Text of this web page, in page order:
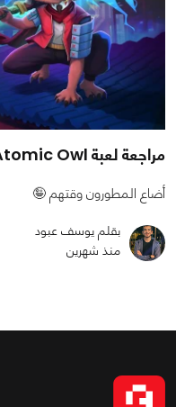
مراجعة لعبة Atomic Owl | لم يكفهم شرف المحاولة!
أضاع المطورون وقتهم 🤪
بقلم يوسف عبود
منذ شهرين